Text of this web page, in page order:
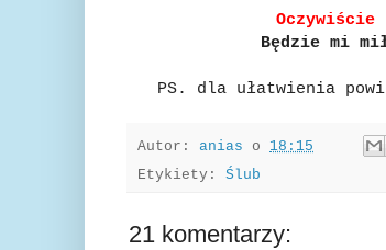
Będzie mi
PS. dla ułatwienia
Autor: anias o 18:15
Etykiety: Ślub
21 komentarzy: